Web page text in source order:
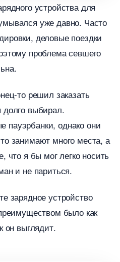
устройства для
уже давно. Часто
деловые поездки
проблема севшего
то решил заказать
долго выбирал.
пауэрбанки, однако они
занимают много места, а
что я бы мог легко носить
и не париться.
зарядное устройство
было как
он выглядит.